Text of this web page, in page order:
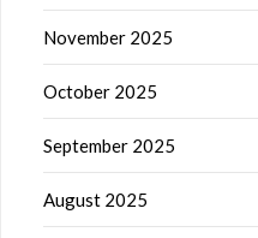
November 2025
October 2025
September 2025
August 2025